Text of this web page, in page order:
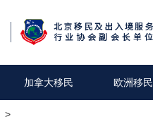
加拿大移民 欧洲移民
>